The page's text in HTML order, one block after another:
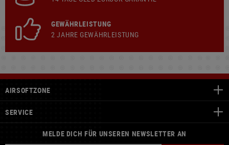
GEWÄHRLEISTUNG
2 JAHRE GEWÄHRLEISTUNG
AIRSOFTZONE
SERVICE
MELDE DICH FÜR UNSEREN NEWSLETTER AN